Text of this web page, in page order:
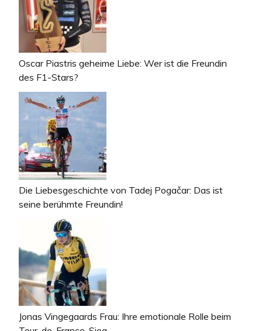
Oscar Piastris geheime Liebe: Wer ist die Freundin
des F1-Stars?
Die Liebesgeschichte von Tadej Pogačar: Das ist
seine berühmte Freundin!
Jonas Vingegaards Frau: Ihre emotionale Rolle beim